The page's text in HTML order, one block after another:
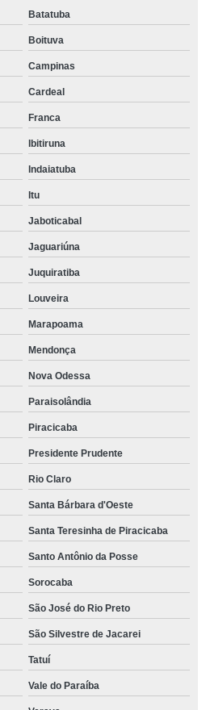
Batatuba
Boituva
Campinas
Cardeal
Franca
Ibitiruna
Indaiatuba
Itu
Jaboticabal
Jaguariúna
Juquiratiba
Louveira
Marapoama
Mendonça
Nova Odessa
Paraisolândia
Piracicaba
Presidente Prudente
Rio Claro
Santa Bárbara d'Oeste
Santa Teresinha de Piracicaba
Santo Antônio da Posse
Sorocaba
São José do Rio Preto
São Silvestre de Jacarei
Tatuí
Vale do Paraíba